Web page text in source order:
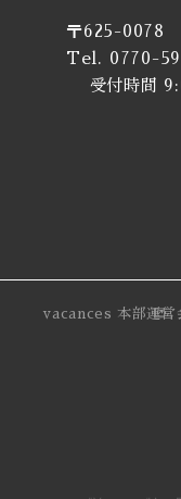
〒625-0078
Tel. 0770-
受付時間
vacances 本部運